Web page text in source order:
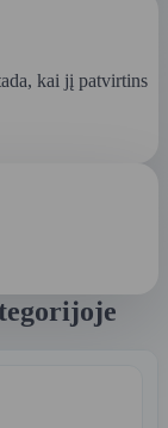
kai jį patvirtins